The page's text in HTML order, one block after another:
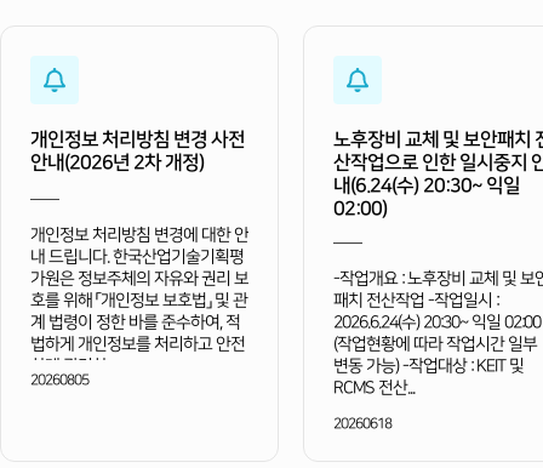
개인정보 처리방침 변경 사전
안내(2026년 2차 개정)
개인정보 처리방침 변경에 대한 안
내 드립니다. 한국산업기술기획평
가원은 정보주체의 자유와 권리 보
호를 위해 「개인정보 보호법」 및 관
계 법령이 정한 바를 준수하여, 적
법하게 개인정보를 처리하고 안전
하게 관리하...
20260805
노후장비 교체 및 보안패치
산작업으로 인한 일시중지
내(6.24(수) 20:30~ 익일
02:00)
-작업개요 : 노후장비 교체 및 보
패치 전산작업 -작업일시 :
2026.6.24(수) 20:30~ 익일 02:00
(작업현황에 따라 작업시간 일부
변동 가능) -작업대상 : KEIT 및
RCMS 전산...
20260618